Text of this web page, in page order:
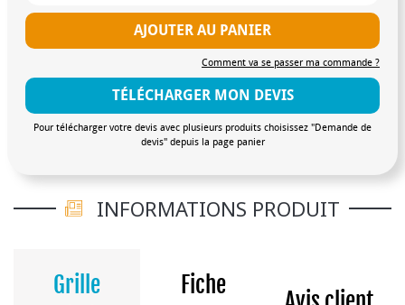
AJOUTER AU PANIER
Comment va se passer ma commande ?
TÉLÉCHARGER MON DEVIS
Pour télécharger votre devis avec plusieurs produits choisissez "Demande de
devis" depuis la page panier
INFORMATIONS PRODUIT
Grille
Fiche